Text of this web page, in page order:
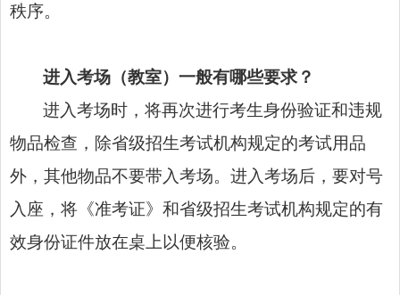
秩序。
进入考场（教室）一般有哪些要求？
进入考场时，将再次进行考生身份验证和违规
物品检查，除省级招生考试机构规定的考试用品
外，其他物品不要带入考场。进入考场后，要对号
入座，将《准考证》和省级招生考试机构规定的有
效身份证件放在桌上以便核验。